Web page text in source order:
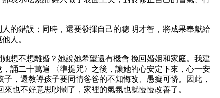
的錯誤；同時，還要發揮自己的聰 明才智，將成果奉獻給
人。
不想離婚？她說她希望還有機會 挽回婚姻和家庭。我建
誦二十萬遍 〈準提咒〉之後，讓她的心安定下來，心一安
，還教導孩子要同情爸爸的不知悔改、愚癡可憐。因此，
也不好意思吵鬧了，家裡的氣氛也就慢慢改善了。